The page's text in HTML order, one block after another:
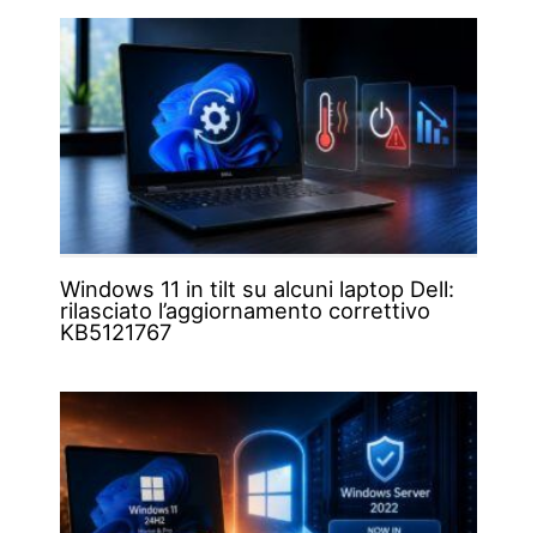
Windows 11 in tilt su alcuni laptop Dell:
rilasciato l’aggiornamento correttivo
KB5121767